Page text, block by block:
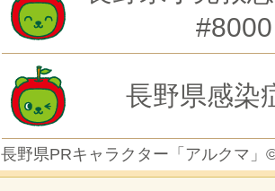
#8000
長野県感染
長野県PRキャラクター「アルクマ」